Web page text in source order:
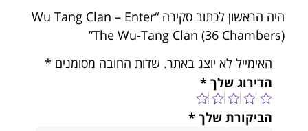
היה הראשון לכתוב סקירה “Wu Tang Clan – Enter
The Wu-Tang Clan (36 Chambers)”
האימייל לא יוצג באתר. שדות החובה מסומנים *
הדירוג שלך *
הביקורת שלך *